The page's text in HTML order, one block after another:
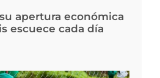
apertura económica
escuece cada día